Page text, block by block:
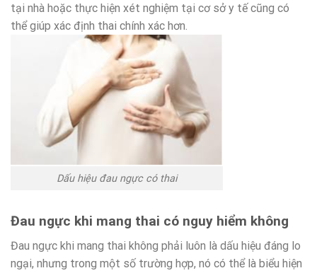
tại nhà hoặc thực hiện xét nghiệm tại cơ sở y tế cũng có
thể giúp xác định thai chính xác hơn.
Dấu hiệu đau ngực có thai
Đau ngực khi mang thai có nguy hiểm không
Đau ngực khi mang thai không phải luôn là dấu hiệu đáng lo
ngại, nhưng trong một số trường hợp, nó có thể là biểu hiện